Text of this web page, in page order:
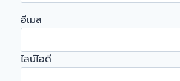
อีเมล
ไลน์ไอดี